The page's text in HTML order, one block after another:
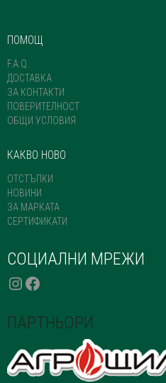
ПОМОЩ
F.A.Q.
ДОСТАВКА
ЗА КОНТАКТИ
ПОВЕРИТЕЛНОСТ
ОБЩИ УСЛОВИЯ
КАКВО НОВО
ОТСТЪПКИ
НОВИНИ
ЗА МАРКАТА
СЕРТИФИКАТИ
СОЦИАЛНИ МРЕЖИ
INSTAGRAM
FACEBOOK
ПАРТНЬОРИ